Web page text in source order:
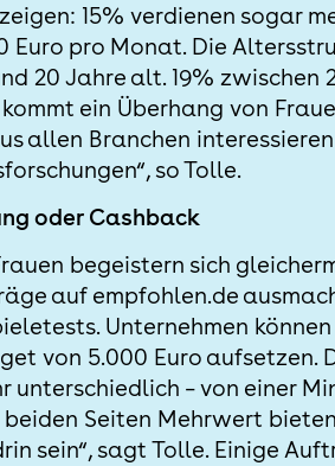
15% verdienen sogar
Euro pro Monat. Die
20 Jahre alt. 19% zwischen
ein Überhang von
allen Branchen
so Tolle.
oder Cashback
begeistern sich
auf empfohlen.de
Unternehmen
von 5.000 Euro
unterschiedlich – von einer
beiden Seiten Mehrwert
sein“, sagt Tolle. Einige